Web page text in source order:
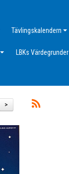
Tävlingskalendern
LBKs Värdegrunder
>